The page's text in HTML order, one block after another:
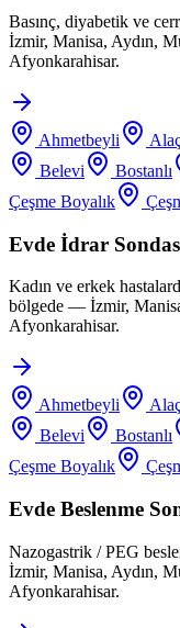
Basınç, diyabetik ve
İzmir, Manisa, Aydın,
Afyonkarahisar.
Ahmetbeyli
Belevi
Bostanlı
Çeşme Boyalık
Evde İdrar
Kadın ve erkek
bölgede — İzmir,
Afyonkarahisar.
Ahmetbeyli
Belevi
Bostanlı
Çeşme Boyalık
Evde Beslenme
Nazogastrik / PEG
İzmir, Manisa, Aydın,
Afyonkarahisar.